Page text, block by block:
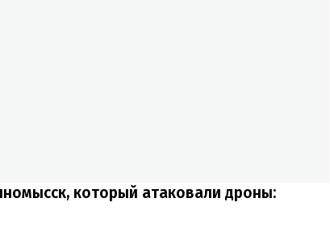
который атаковали дроны: